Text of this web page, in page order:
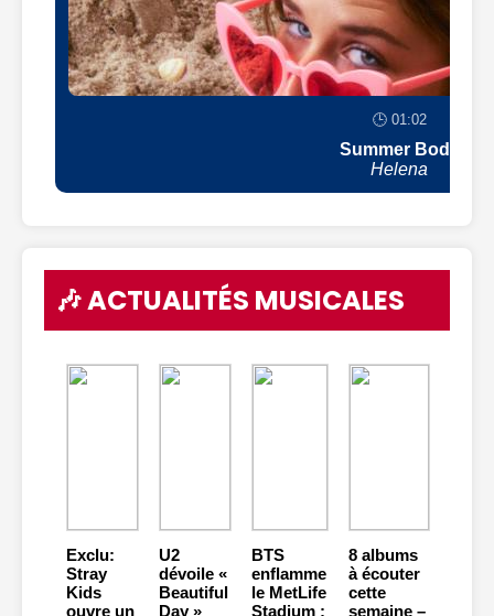
🕒 01:02
Summer Body
Helena
🎶 ACTUALITÉS MUSICALES
Exclu:
Stray
Kids
ouvre un
U2
dévoile «
Beautiful
Day »
BTS
enflamme
le MetLife
Stadium :
8 albums
à écouter
cette
semaine –